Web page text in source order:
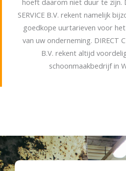
hoeft daarom niet duur te zijn.
SERVICE B.V. rekent namelijk
goedkope uurtarieven voor
van uw onderneming. DIRECT
B.V. rekent altijd
schoonmaakbedrijf in